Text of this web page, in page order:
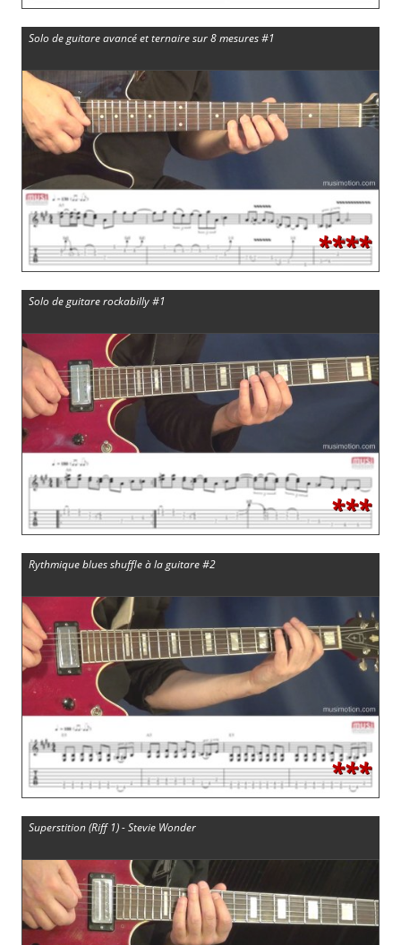
Solo de guitare avancé et ternaire sur 8 mesures #1
****
Solo de guitare rockabilly #1
***
Rythmique blues shuffle à la guitare #2
***
Superstition (Riff 1) - Stevie Wonder